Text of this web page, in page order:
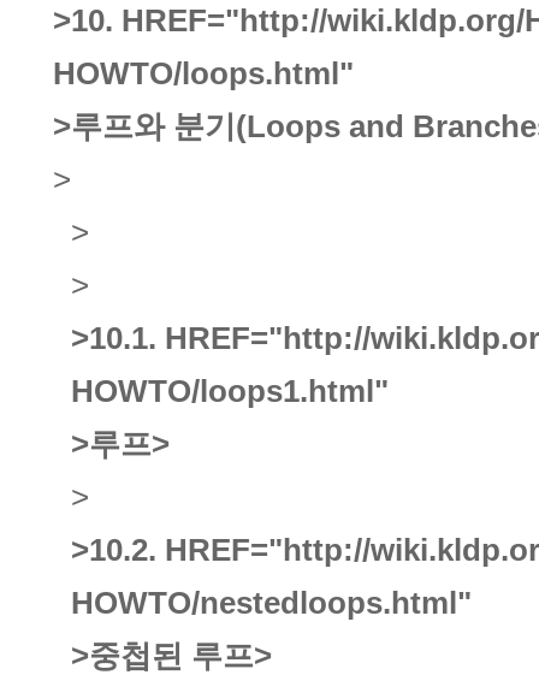
>10. HREF="http://wiki.kldp.org/
HOWTO/loops.html"
>루프와 분기(Loops and
>
>
>
>10.1. HREF="http://
HOWTO/loops1.html"
>루프>
>
>10.2. HREF="http://
HOWTO/nestedloops.html"
>중첩된 루프>